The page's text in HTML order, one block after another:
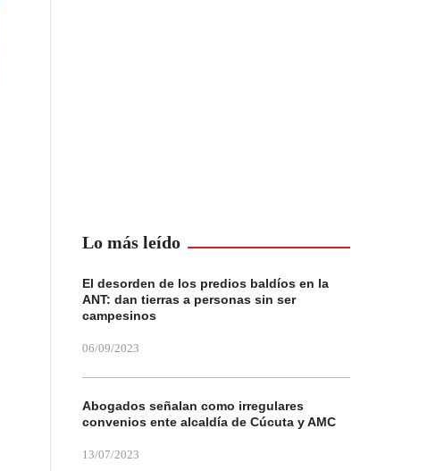
Lo más leído
El desorden de los predios baldíos en la
ANT: dan tierras a personas sin ser
campesinos
06/09/2023
Abogados señalan como irregulares
convenios ente alcaldía de Cúcuta y AMC
13/07/2023